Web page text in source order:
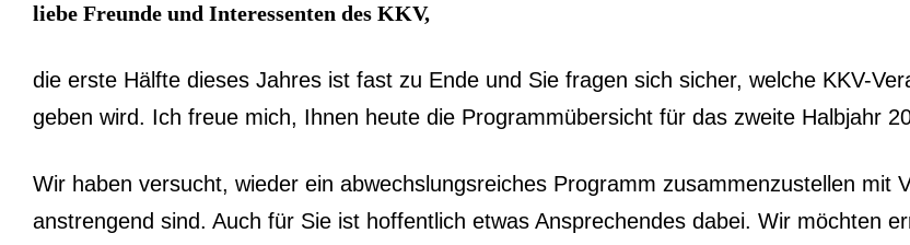
liebe Freunde und Interessenten des KKV,
die erste Hälfte dieses Jahres ist fast zu Ende und Sie fragen sich sicher, welche KKV-
geben wird. Ich freue mich, Ihnen heute die Programmübersicht für das zweite Halbjahr
Wir haben versucht, wieder ein abwechslungsreiches Programm zusammenzustellen mit
anstrengend sind. Auch für Sie ist hoffentlich etwas Ansprechendes dabei. Wir möchten